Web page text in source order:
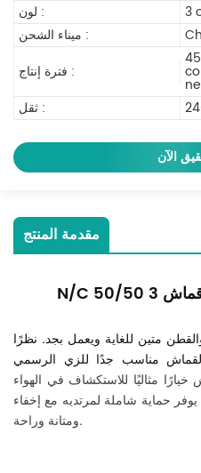
لون :
3
ميناء الشحن :
فترة إنتاج :
ثقل :
مقدمة المنتج
متين للغاية ويعمل بجد. نظرًا
القماش مناسب جدًا للزي الرسمي
مثاليًا للاستكشاف في الهواء
يوفر حماية شاملة لمرتديه مع إخفاء
ومتانة وراحة.